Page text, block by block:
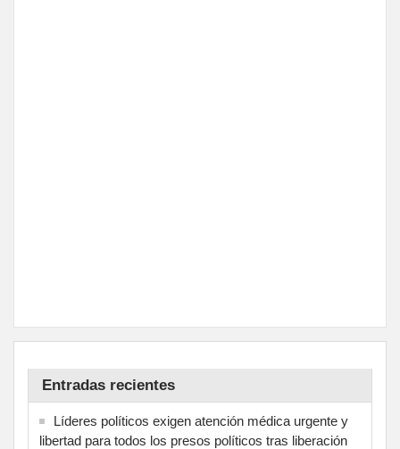
Entradas recientes
Líderes políticos exigen atención médica urgente y
libertad para todos los presos políticos tras liberación